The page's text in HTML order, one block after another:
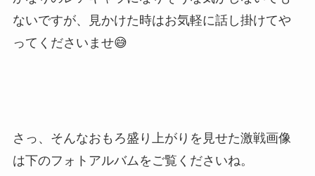
ないですが、見かけた時はお気軽に話し掛けてや
ってくださいませ😅
さっ、そんなおもろ盛り上がりを見せた激戦画像
は下のフォトアルバムをご覧くださいね。